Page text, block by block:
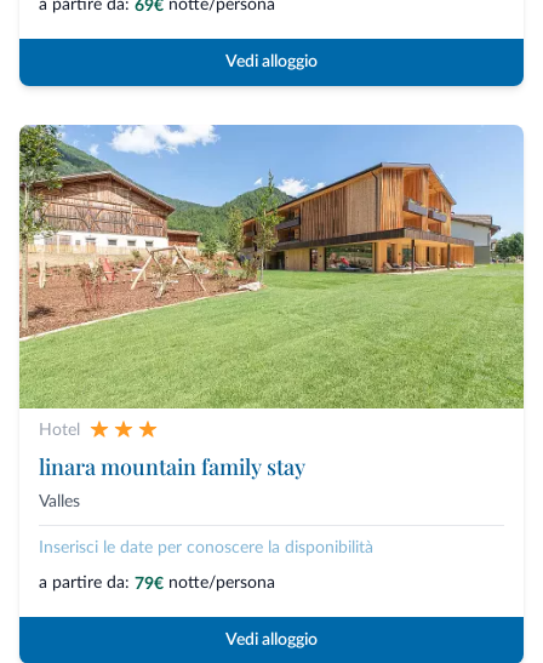
a partire da: 69€ notte/persona
Vedi alloggio
Hotel
linara mountain family stay
Valles
Inserisci le date per conoscere la disponibilità
a partire da: 79€ notte/persona
Vedi alloggio